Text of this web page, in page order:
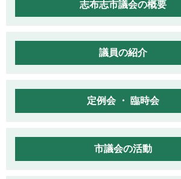
志布志市議会の概要
議員の紹介
定例会 ・ 臨時会
市議会の活動